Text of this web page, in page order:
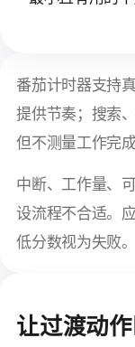
番茄计时器支持
提供节奏；搜索
但不测量工作完
中断、工作量、
设流程不合适。
低分数视为失败。
让过渡动